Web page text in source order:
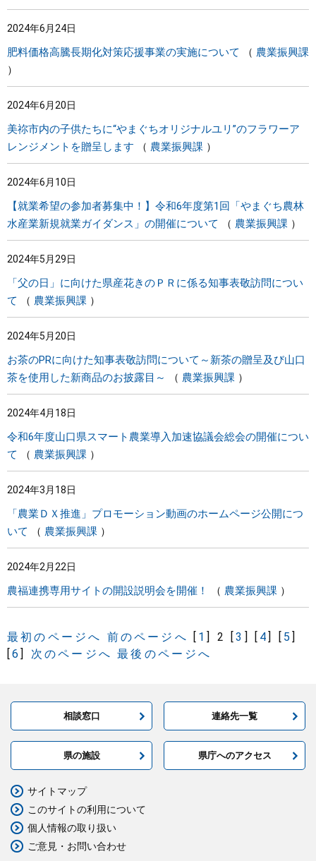
2024年6月24日
肥料価格高騰長期化対策応援事業の実施について 農業振興課
2024年6月20日
美祢市内の子供たちに“やまぐちオリジナルユリ”のフラワーア
レンジメントを贈呈します
農業振興課
2024年6月10日
【就業希望の参加者募集中！】令和6年度第1回「やまぐち農林
水産業新規就業ガイダンス」の開催について
農業振興課
2024年5月29日
「父の日」に向けた県産花きのＰＲに係る知事表敬訪問につい
て
農業振興課
2024年5月20日
お茶のPRに向けた知事表敬訪問について～新茶の贈呈及び山口
茶を使用した新商品のお披露目～
農業振興課
2024年4月18日
令和6年度山口県スマート農業導入加速協議会総会の開催につい
て
農業振興課
2024年3月18日
「農業ＤＸ推進」プロモーション動画のホームページ公開につ
いて
農業振興課
2024年2月22日
農福連携専用サイトの開設説明会を開催！ 農業振興課
最初のページへ 前のページへ [ 1] 2 [3 ] [ 4] [ 5]
[6] 次のページへ 最後のページへ
相談窓口 連絡先一覧
県の施設 県庁へのアクセス
サイトマップ
このサイトの利用について
個人情報の取り扱い
ご意見・お問い合わせ